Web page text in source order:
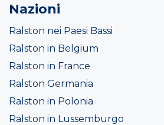
Nazioni
Ralston nei Paesi Bassi
Ralston in Belgium
Ralston in France
Ralston Germania
Ralston in Polonia
Ralston in Lussemburgo